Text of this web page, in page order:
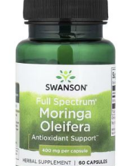
Vitamine D
Bekijk alles